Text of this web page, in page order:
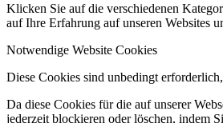
Klicken Sie auf die verschiedenen
auf Ihre Erfahrung auf unseren Websites
Notwendige Website Cookies
Diese Cookies sind unbedingt
Da diese Cookies für die auf unserer
jederzeit blockieren oder löschen, indem